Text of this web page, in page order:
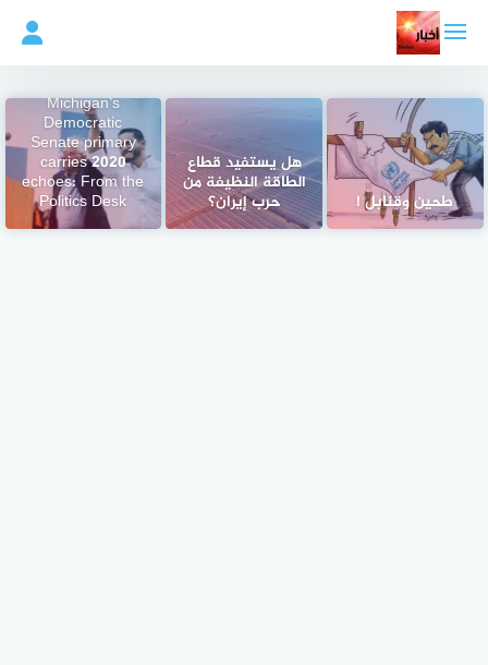
المحتوى
طحين وقنابل !
هل يستفيد قطاع
الطاقة النظيفة من
حرب إيران؟
Michigan’s
Democratic
Senate primary
carries 2020
echoes: From the
Politics Desk